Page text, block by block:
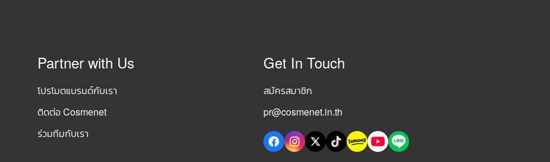
Partner with Us
โปรโมตแบรนด์กับเรา
ติดต่อ Cosmenet
ร่วมทีมกับเรา
Get In Touch
สมัครสมาชิก
pr@cosmenet.in.th